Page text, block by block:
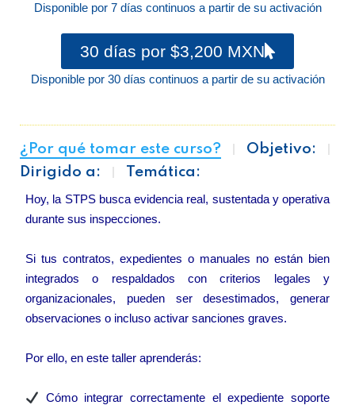
Disponible por 7 días continuos a partir de su activación
30 días por $3,200 MXN
Disponible por 30 días continuos a partir de su activación
¿Por qué tomar este curso?
Objetivo:
Dirigido a:
Temática:
Hoy, la STPS busca evidencia real, sustentada y operativa
durante sus inspecciones.
Si tus contratos, expedientes o manuales no están bien
integrados o respaldados con criterios legales y
organizacionales, pueden ser desestimados, generar
observaciones o incluso activar sanciones graves.
Por ello, en este taller aprenderás:
Cómo integrar correctamente el expediente soporte